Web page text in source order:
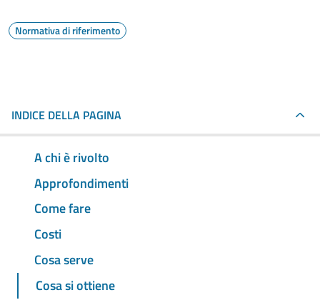
Normativa di riferimento
INDICE DELLA PAGINA
A chi è rivolto
Approfondimenti
Come fare
Costi
Cosa serve
Cosa si ottiene